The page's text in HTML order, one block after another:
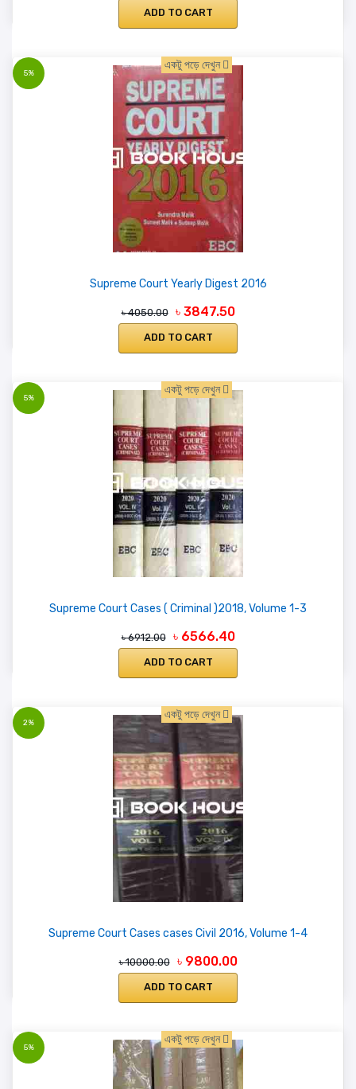
ADD TO CART
5%
একটু পড়ে দেখুন
Supreme Court Yearly Digest 2016
৳ 4050.00 ৳ 3847.50
ADD TO CART
5%
একটু পড়ে দেখুন
Supreme Court Cases ( Criminal )2018, Volume 1-3
৳ 6912.00 ৳ 6566.40
ADD TO CART
2%
একটু পড়ে দেখুন
Supreme Court Cases cases Civil 2016, Volume 1-4
৳ 10000.00 ৳ 9800.00
ADD TO CART
5%
একটু পড়ে দেখুন